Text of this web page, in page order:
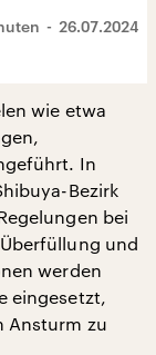
26.07.2024
wie etwa
In
Bezirk
bei
und
werden
eingesetzt,
Ansturm zu